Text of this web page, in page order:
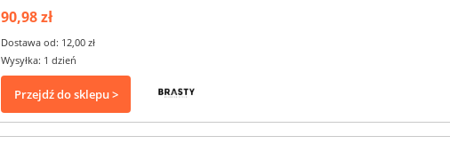
90,98 zł
Dostawa od: 12,00 zł
Wysyłka: 1 dzień
Przejdź do sklepu >